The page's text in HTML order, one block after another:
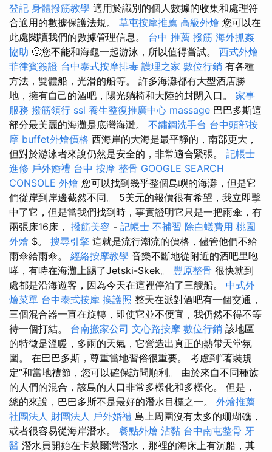
登記 身體撥筋教學 適用於識別的個人數據的收集和處理符
合適用的數據保護法規。 草屯按摩推薦 高級外燴 您可以在
此處閱讀我們的數據管理信息。 台中 推薦 撥筋 海外抓姦
協助 🙂您不能和海龜一起游泳，所以值得嘗試。 西式外燴
菲律賓簽證 台中泰式按摩排毒 護理之家 數位行銷 有各種
方法，雙體船，光滑的船等。 許多海灘都有大型酒店勝
地，擁有自己的酒吧，陽光躺椅和大陸的封閉入口。 家事
服務 撥筋領行 ssl 養生整復推廣中心 massage 巴巴多斯這
部分最美麗的海灘是底灣海灘。 不鏽鋼洗手台 台中頭部按
摩 buffet外燴價格 西海岸的大海是最平靜的，南部更大，
但對於游泳者來說仍然是安全的，非常適合緊張。 記帳士
進修 戶外婚禮 台中 按摩 整骨 GOOGLE SEARCH
CONSOLE 外燴 您可以找到幾乎整個島嶼的海灘，但是它
們從岸到岸邊截然不同。 5美元的報價很有希望，我立即擊
中了它，但是當我們找到時，事實證明它只是一把雨傘，有
兩張床16床， 撥筋美容 - 記帳士 不補習 除白蟻費用 桃園
外燴 $。 搜尋引擎 這就是流行潮流的價格，儘管他們不給
雨傘給雨傘。 經絡按摩教學 音樂不斷地從附近的酒吧里咆
哮，有時在海灘上踢了Jetski-Skek。 豐原整骨 很快就到
處都是沿海遊客，因為今天在這裡停泊了三艘船。 中式外
燴菜單 台中泰式按摩 換護照 整天在派對酒吧有一個交通，
三個混合器一直在旋轉，即使它並不便宜，我仍然不得不等
待一個打結。 台南搬家公司 文心路按摩 數位行銷 該地區
的特徵是溫暖，多雨的天氣，它營造出真正的熱帶天堂氛
圍。 在巴巴多斯，尊重當地習俗很重要。 考慮到“著裝規
定”和當地禮節，您可以確保訪問順利。 由於來自不同種族
的人們的混合，該島的人口非常多樣化和多樣化。 但是，
總的來說，巴巴多斯不是最好的潛水目標之一。 外燴推薦
社團法人 財團法人 戶外婚禮 島上周圍沒有太多的珊瑚礁，
或者很容易從海岸潛水。 餐點外燴 沾黏 台中南屯整骨 牙
醫 潛水員開始在卡萊爾灣潛水，那裡的海床上有沉船，其